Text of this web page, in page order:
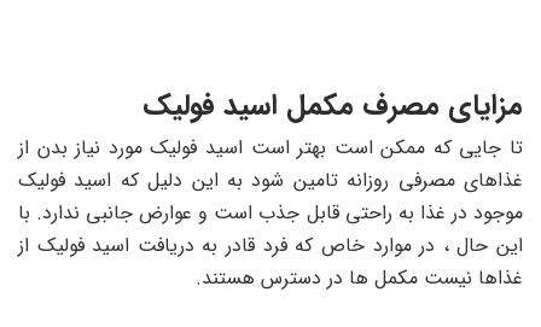
مزایای مصرف مکمل اسید فولیک
تا جایی که ممکن است بهتر است اسید فولیک مورد نیاز بدن از
غذاهای مصرفی روزانه تامین شود به این دلیل که اسید فولیک
موجود در غذا به راحتی قابل جذب است و عوارض جانبی ندارد. با
این حال ، در موارد خاص که فرد قادر به دریافت اسید فولیک از
غذاها نیست مکمل ها در دسترس هستند.